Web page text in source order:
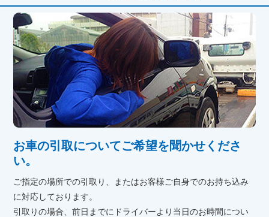
お車の引取についてご希望を聞かせくださ
い。
ご指定の場所での引取り、またはお客様ご自身でのお持ち込み
に対応しております。
引取りの場合、前日までにドライバーより当日のお時間につい